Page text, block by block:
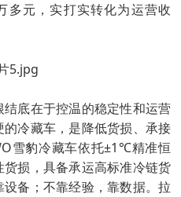
多元，实打实转化为运营收
底在于控温的稳定性和运营
冷藏车，是降低货损、承接
雪豹冷藏车依托±1℃精准恒
损，具备承运高标准冷链货
备；不靠经验，靠数据。拉